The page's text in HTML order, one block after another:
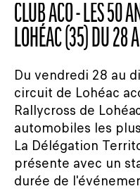
CLUB ACO - LES 50
LOHÉAC (35) DU 28
Du vendredi 28 au
circuit de Lohéac
Rallycross de
automobiles les
La Délégation
présente avec un
durée de